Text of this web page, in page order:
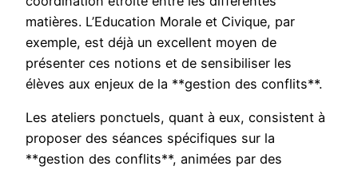
matières. L’Education Morale et Civique, par
exemple, est déjà un excellent moyen de
présenter ces notions et de sensibiliser les
élèves aux enjeux de la **gestion des conflits**.
Les ateliers ponctuels, quant à eux, consistent à
proposer des séances spécifiques sur la
**gestion des conflits**, animées par des